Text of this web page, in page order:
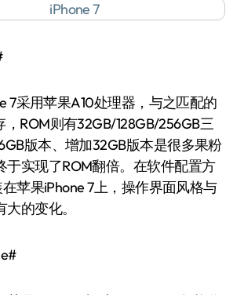
采用苹果A10处理器，与之匹配的
，ROM则有32GB/128GB/256GB三
版本、增加32GB版本是很多果粉
于实现了ROM翻倍。在软件配置方
苹果iPhone 7上，操作界面风格与
的变化。